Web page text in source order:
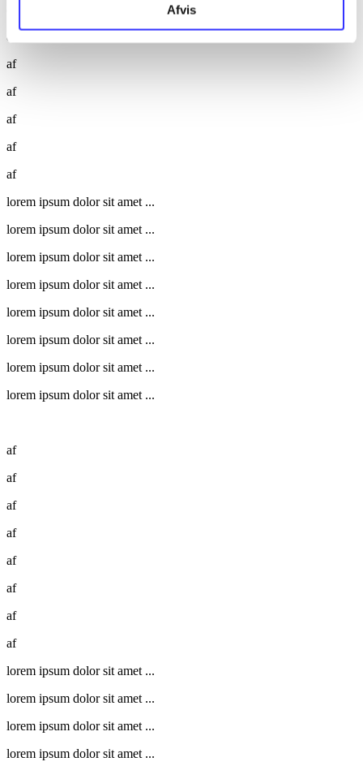
Afvis
af
af
af
af
af
af
lorem ipsum dolor sit amet ...
lorem ipsum dolor sit amet ...
lorem ipsum dolor sit amet ...
lorem ipsum dolor sit amet ...
lorem ipsum dolor sit amet ...
lorem ipsum dolor sit amet ...
lorem ipsum dolor sit amet ...
lorem ipsum dolor sit amet ...
af
af
af
af
af
af
af
af
lorem ipsum dolor sit amet ...
lorem ipsum dolor sit amet ...
lorem ipsum dolor sit amet ...
lorem ipsum dolor sit amet ...